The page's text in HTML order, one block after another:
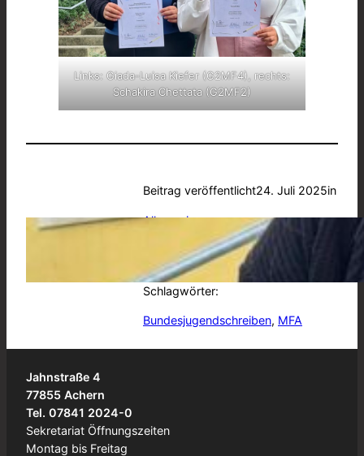
Links: Giada-Luisa Kiefer (G2MF4), rechts:
Schakira Chettata (G2MF2)
Beitrag veröffentlicht24. Juli 2025in
Allgemein
BSA
Schlagwörter:
Bundesjugendschreiben, MFA
Jahnstraße 4
77855 Achern
Tel. 07841 2024-0
Sekretariat Öffnungszeiten
Montag bis Freitag